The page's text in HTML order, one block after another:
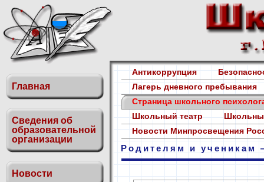
Главная
Сведения об
образовательной
организации
Новости
Антикоррупция
Лагерь дневного пребывания
Страница школьного
Школьный театр
Новости Минпросвещения
Родителям и ученикам